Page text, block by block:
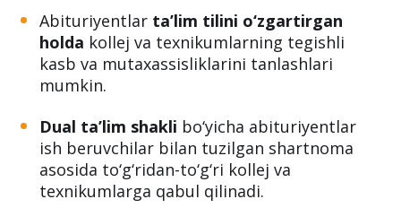
natijalari asosidaikkita mutaxassislik fani
bo‘yicha tegishli kasbni tanlashlari mumkin.
Abituriyentlar
kasb va mutaxassisliklarini tanlashlari
mumkin.
Dual ta’lim shaklibo‘yicha abituriyentlar